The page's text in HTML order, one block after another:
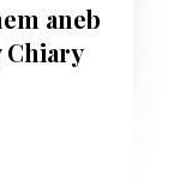
aneb